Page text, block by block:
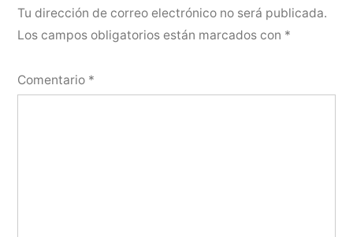
Tu dirección de correo electrónico no será publicada.
Los campos obligatorios están marcados con *
Comentario *